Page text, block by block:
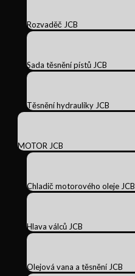
Rozvaděč JCB
Sada těsnění pístů JCB
Těsnění hydrauliky JCB
MOTOR JCB
Chladič motorového oleje JCB
Hlava válců JCB
Olejová vana a těsnění JCB